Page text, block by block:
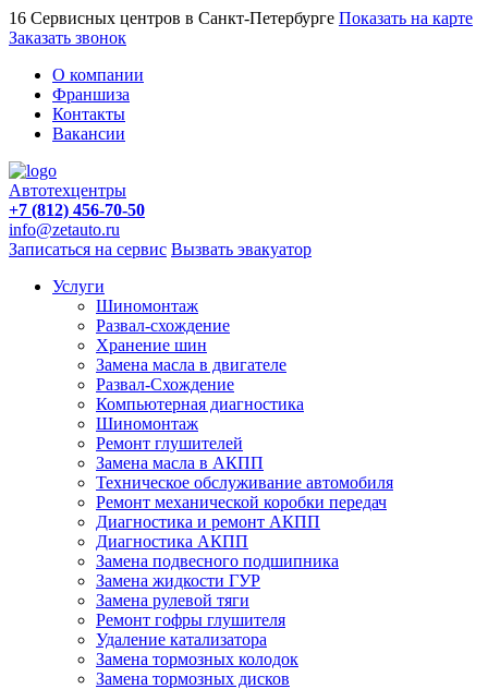
16 Сервисных центров в Санкт-Петербурге Показать на карте
Заказать звонок
О компании
Франшиза
Контакты
Вакансии
Автотехцентры
+7 (812) 456-70-50
info@zetauto.ru
Записаться на сервис Вызвать эвакуатор
Услуги
Шиномонтаж
Развал-схождение
Хранение шин
Замена масла в двигателе
Развал-Схождение
Компьютерная диагностика
Шиномонтаж
Ремонт глушителей
Замена масла в АКПП
Техническое обслуживание автомобиля
Ремонт механической коробки передач
Диагностика и ремонт АКПП
Диагностика АКПП
Замена подвесного подшипника
Замена жидкости ГУР
Замена рулевой тяги
Ремонт гофры глушителя
Удаление катализатора
Замена тормозных колодок
Замена тормозных дисков